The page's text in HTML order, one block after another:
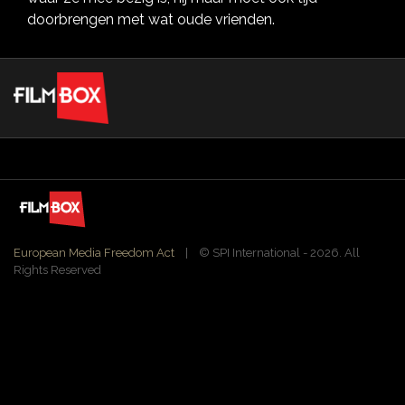
doorbrengen met wat oude vrienden.
European Media Freedom Act | ©️ SPI International - 2026. All
Rights Reserved